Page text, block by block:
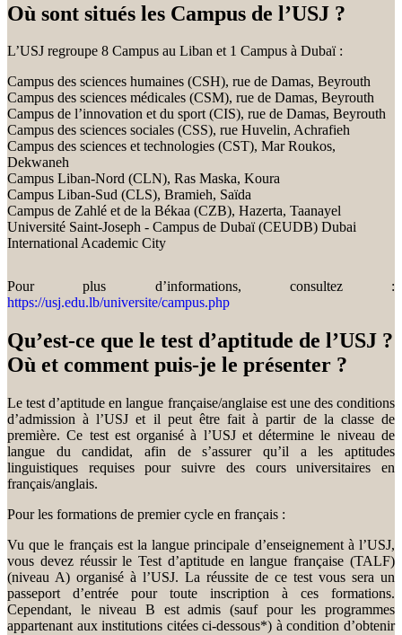
Où sont situés les Campus de l’USJ ?
L’USJ regroupe 8 Campus au Liban et 1 Campus à Dubaï :
Campus des sciences humaines (CSH), rue de Damas, Beyrouth
Campus des sciences médicales (CSM), rue de Damas, Beyrouth
Campus de l’innovation et du sport (CIS), rue de Damas, Beyrouth
Campus des sciences sociales (CSS), rue Huvelin, Achrafieh
Campus des sciences et technologies (CST), Mar Roukos,
Dekwaneh
Campus Liban-Nord (CLN), Ras Maska, Koura
Campus Liban-Sud (CLS), Bramieh, Saïda
Campus de Zahlé et de la Békaa (CZB), Hazerta, Taanayel
Université Saint-Joseph - Campus de Dubaï (CEUDB) Dubai
International Academic City
Pour plus d’informations, consultez :
https://usj.edu.lb/universite/campus.php
Qu’est-ce que le test d’aptitude de l’USJ ?
Où et comment puis-je le présenter ?
Le test d’aptitude en langue française/anglaise est une des conditions
d’admission à l’USJ et il peut être fait à partir de la classe de
première. Ce test est organisé à l’USJ et détermine le niveau de
langue du candidat, afin de s’assurer qu’il a les aptitudes
linguistiques requises pour suivre des cours universitaires en
français/anglais.
Pour les formations de premier cycle en français :
Vu que le français est la langue principale d’enseignement à l’USJ,
vous devez réussir le Test d’aptitude en langue française (TALF)
(niveau A) organisé à l’USJ. La réussite de ce test vous sera un
passeport d’entrée pour toute inscription à ces formations.
Cependant, le niveau B est admis (sauf pour les programmes
appartenant aux institutions citées ci-dessous*) à condition d’obtenir